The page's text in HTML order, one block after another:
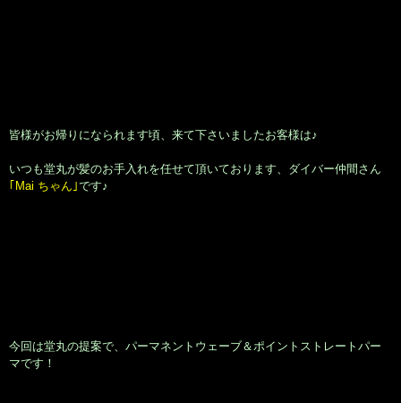
皆様がお帰りになられます頃、来て下さいましたお客様は♪
いつも堂丸が髪のお手入れを任せて頂いております、ダイバー仲間さん
｢Mai ちゃん｣です♪
今回は堂丸の提案で、パーマネントウェーブ＆ポイントストレートパー
マです！